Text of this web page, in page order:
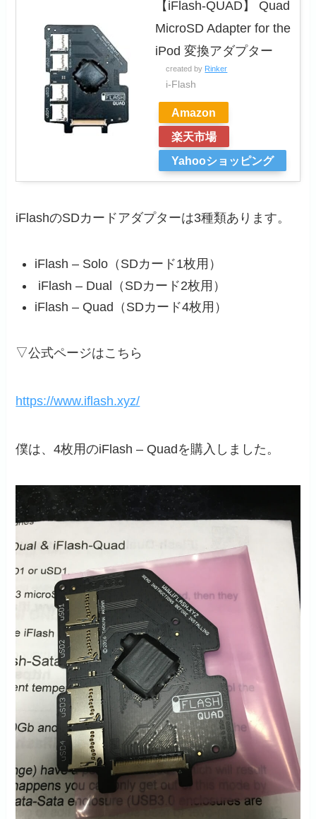
【iFlash-QUAD】 Quad
MicroSD Adapter for the
iPod 変換アダプター
created by Rinker
i-Flash
Amazon
楽天市場
Yahooショッピング
iFlashのSDカードアダプターは3種類あります。
iFlash – Solo（SDカード1枚用）
iFlash – Dual（SDカード2枚用）
iFlash – Quad（SDカード4枚用）
▽公式ページはこちら
https://www.iflash.xyz/
僕は、4枚用のiFlash – Quadを購入しました。